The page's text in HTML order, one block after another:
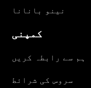
نینو بانانا
کمپنی
ہم سے رابطہ کریں
سروس کی شرائط